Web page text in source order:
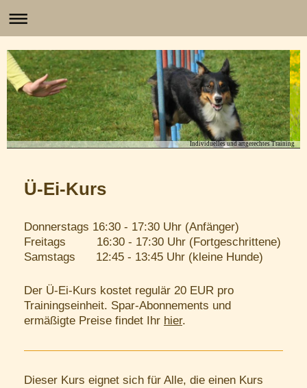
Individuelles und artgerechtes Training
Ü-Ei-Kurs
Donnerstags 16:30 - 17:30 Uhr (Anfänger)
Freitags 16:30 - 17:30 Uhr (Fortgeschrittene)
Samstags 12:45 - 13:45 Uhr (kleine Hunde)
Der Ü-Ei-Kurs kostet regulär 20 EUR pro
Trainingseinheit. Spar-Abonnements und
ermäßigte Preise findet Ihr hier.
Dieser Kurs eignet sich für Alle, die einen Kurs